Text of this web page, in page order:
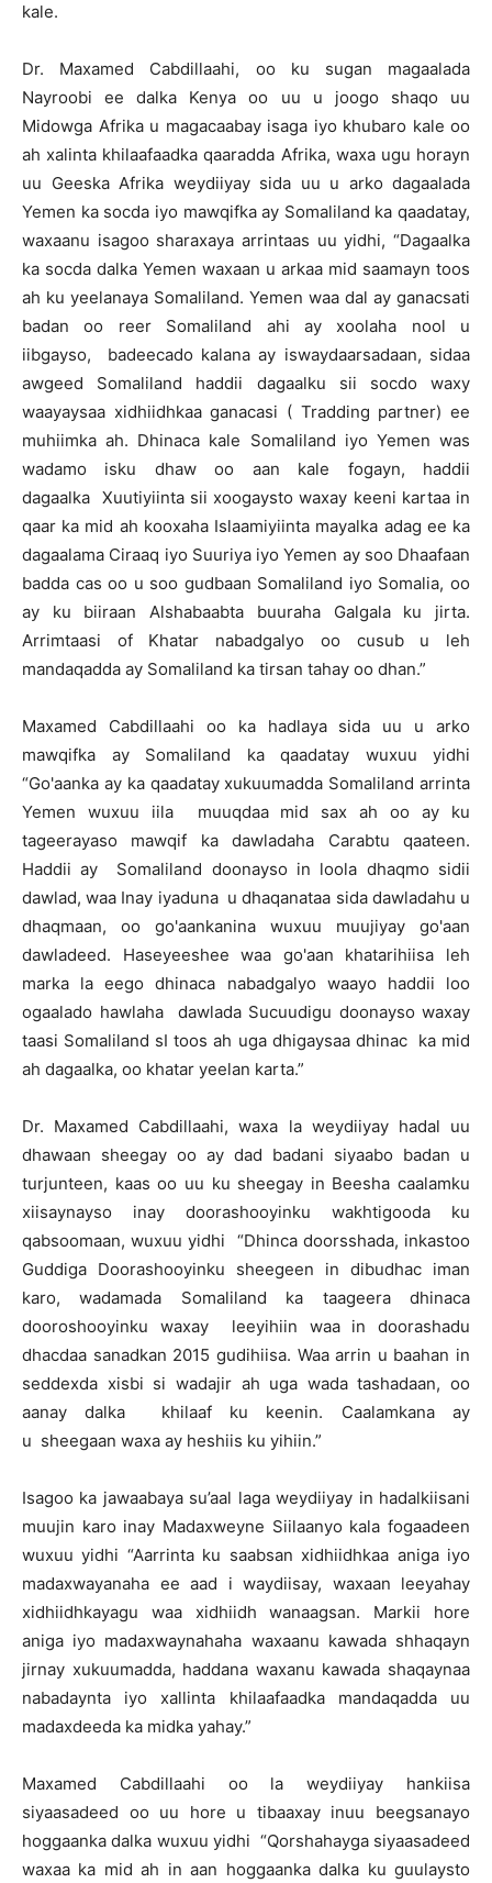
kale.
Dr. Maxamed Cabdillaahi, oo ku sugan magaalada
Nayroobi ee dalka Kenya oo uu u joogo shaqo uu
Midowga Afrika u magacaabay isaga iyo khubaro kale oo
ah xalinta khilaafaadka qaaradda Afrika, waxa ugu horayn
uu Geeska Afrika weydiiyay sida uu u arko dagaalada
Yemen ka socda iyo mawqifka ay Somaliland ka qaadatay,
waxaanu isagoo sharaxaya arrintaas uu yidhi, “Dagaalka
ka socda dalka Yemen waxaan u arkaa mid saamayn toos
ah ku yeelanaya Somaliland. Yemen waa dal ay ganacsati
badan oo reer Somaliland ahi ay xoolaha nool u
iibgayso, badeecado kalana ay iswaydaarsadaan, sidaa
awgeed Somaliland haddii dagaalku sii socdo waxy
waayaysaa xidhiidhkaa ganacasi ( Tradding partner) ee
muhiimka ah. Dhinaca kale Somaliland iyo Yemen was
wadamo isku dhaw oo aan kale fogayn, haddii
dagaalka Xuutiyiinta sii xoogaysto waxay keeni kartaa in
qaar ka mid ah kooxaha Islaamiyiinta mayalka adag ee ka
dagaalama Ciraaq iyo Suuriya iyo Yemen ay soo Dhaafaan
badda cas oo u soo gudbaan Somaliland iyo Somalia, oo
ay ku biiraan Alshabaabta buuraha Galgala ku jirta.
Arrimtaasi of Khatar nabadgalyo oo cusub u leh
mandaqadda ay Somaliland ka tirsan tahay oo dhan.”
Maxamed Cabdillaahi oo ka hadlaya sida uu u arko
mawqifka ay Somaliland ka qaadatay wuxuu yidhi
“Go'aanka ay ka qaadatay xukuumadda Somaliland arrinta
Yemen wuxuu iila muuqdaa mid sax ah oo ay ku
tageerayaso mawqif ka dawladaha Carabtu qaateen.
Haddii ay Somaliland doonayso in loola dhaqmo sidii
dawlad, waa Inay iyaduna u dhaqanataa sida dawladahu u
dhaqmaan, oo go'aankanina wuxuu muujiyay go'aan
dawladeed. Haseyeeshee waa go'aan khatarihiisa leh
marka la eego dhinaca nabadgalyo waayo haddii loo
ogaalado hawlaha dawlada Sucuudigu doonayso waxay
taasi Somaliland sI toos ah uga dhigaysaa dhinac ka mid
ah dagaalka, oo khatar yeelan karta.”
Dr. Maxamed Cabdillaahi, waxa la weydiiyay hadal uu
dhawaan sheegay oo ay dad badani siyaabo badan u
turjunteen, kaas oo uu ku sheegay in Beesha caalamku
xiisaynayso inay doorashooyinku wakhtigooda ku
qabsoomaan, wuxuu yidhi “Dhinca doorsshada, inkastoo
Guddiga Doorashooyinku sheegeen in dibudhac iman
karo, wadamada Somaliland ka taageera dhinaca
dooroshooyinku waxay leeyihiin waa in doorashadu
dhacdaa sanadkan 2015 gudihiisa. Waa arrin u baahan in
seddexda xisbi si wadajir ah uga wada tashadaan, oo
aanay dalka khilaaf ku keenin. Caalamkana ay
u sheegaan waxa ay heshiis ku yihiin.”
Isagoo ka jawaabaya su’aal laga weydiiyay in hadalkiisani
muujin karo inay Madaxweyne Siilaanyo kala fogaadeen
wuxuu yidhi “Aarrinta ku saabsan xidhiidhkaa aniga iyo
madaxwayanaha ee aad i waydiisay, waxaan leeyahay
xidhiidhkayagu waa xidhiidh wanaagsan. Markii hore
aniga iyo madaxwaynahaha waxaanu kawada shhaqayn
jirnay xukuumadda, haddana waxanu kawada shaqaynaa
nabadaynta iyo xallinta khilaafaadka mandaqadda uu
madaxdeeda ka midka yahay.”
Maxamed Cabdillaahi oo la weydiiyay hankiisa
siyaasadeed oo uu hore u tibaaxay inuu beegsanayo
hoggaanka dalka wuxuu yidhi “Qorshahayga siyaasadeed
waxaa ka mid ah in aan hoggaanka dalka ku guulaysto